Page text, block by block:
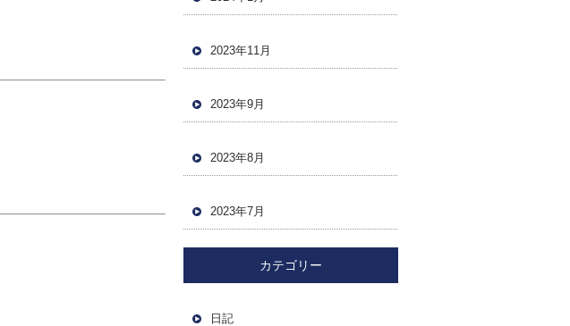
2023年11月
2023年9月
2023年8月
2023年7月
カテゴリー
日記